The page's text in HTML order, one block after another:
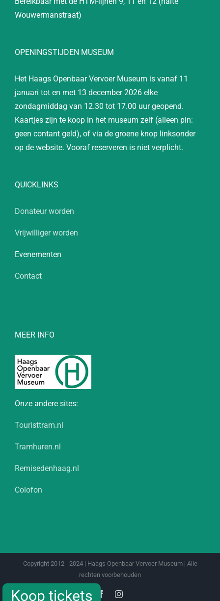
Wouwermanstraat)
OPENINGSTIJDEN MUSEUM
Het Haags Openbaar Vervoer Museum is vanaf 11
januari tot en met 13 december 2026 elke
zondagmiddag van 12.30 tot 17.00 uur geopend.
Kaartjes zijn te koop in het museum zelf (alleen pin:
geen contant geld), of via de groene knop linksonder
op de website. Vooraf reserveren is niet verplicht.
QUICKLINKS
Donateur worden
Vrijwilliger worden
Evenementen
Contact
MEER INFO
Onze andere sites:
Touristtram.nl
Tramhuren.nl
Remisedenhaag.nl
Colofon
Copyright 2012 - 2024 | Haags Openbaar Vervoer Museum | Alle
rechten voorbehouden
FacebookInstagram
Koop tickets
Koop tickets